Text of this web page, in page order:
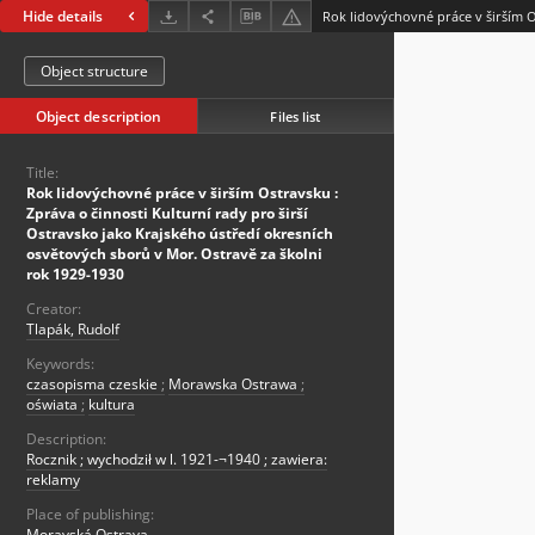
Hide details
Object structure
Object description Files list
Title:
Rok lidovýchovné práce v širším Ostravsku :
Zpráva o činnosti Kulturní rady pro širší
Ostravsko jako Krajského ústředí okresních
osvětových sborů v Mor. Ostravě za školni
rok 1929-1930
Creator:
Tlapák, Rudolf
Keywords:
czasopisma czeskie ; Morawska Ostrawa ;
oświata ; kultura
Description:
Rocznik ; wychodził w l. 1921-¬1940 ; zawiera:
reklamy
Place of publishing: